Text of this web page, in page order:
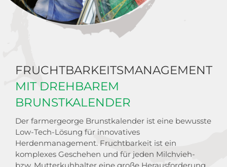
FRUCHTBARKEITSMANAGEMENT
MIT DREHBAREM
BRUNSTKALENDER
Der farmergeorge Brunstkalender ist eine bewusste
Low-Tech-Lösung für innovatives
Herdenmanagement. Fruchtbarkeit ist ein
komplexes Geschehen und für jeden Milchvieh-